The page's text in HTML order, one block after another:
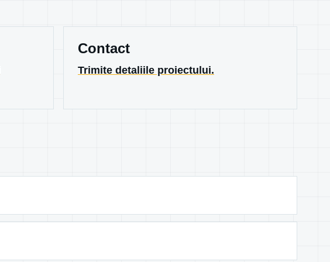
Contact
Trimite detaliile proiectului.